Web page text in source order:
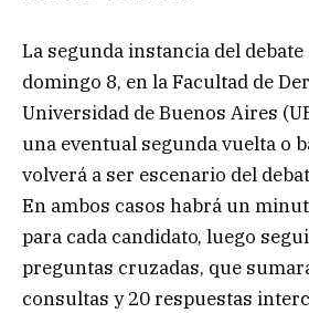
La segunda instancia del
domingo 8, en la Facultad de
Universidad de Buenos Aires
una eventual segunda vuelta o
volverá a ser escenario del
En ambos casos habrá un
para cada candidato, luego
preguntas cruzadas, que
consultas y 20 respuestas